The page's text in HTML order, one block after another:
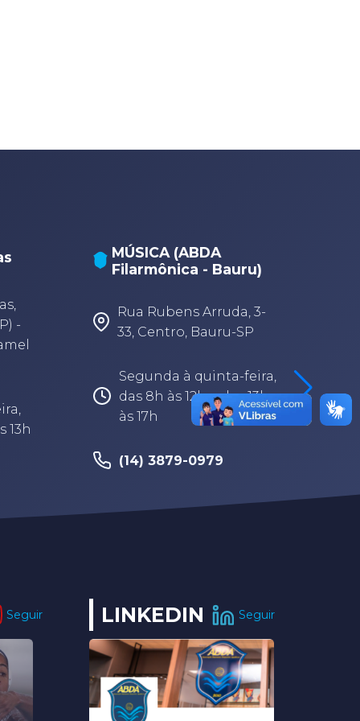
-
13h
MÚSICA (ABDA
Filarmônica - Bauru)
Rua Rubens Arruda, 3-
33, Centro, Bauru-SP
Segunda à quinta-feira,
das 8h às 12h e das 13h
às 17h
(14) 3879-0979
Seguir LINKEDIN Seguir